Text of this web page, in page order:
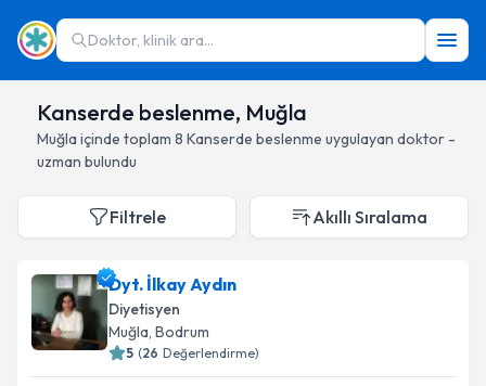
Doktor, klinik ara...
Kanserde beslenme, Muğla
Muğla içinde toplam 8 Kanserde beslenme uygulayan doktor -
uzman bulundu
Filtrele Akıllı Sıralama
Dyt. İlkay Aydın
Diyetisyen
Muğla, Bodrum
5 (26 Değerlendirme)